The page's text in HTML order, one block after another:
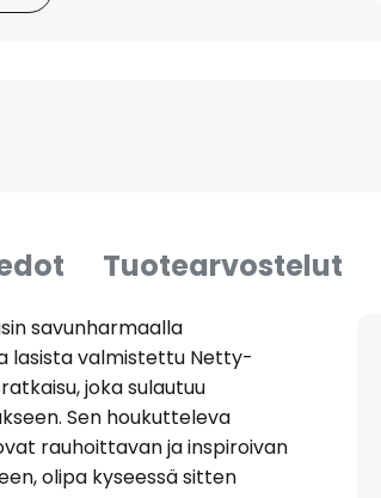
Tuotearvostelut
savunharmaalla
lasista valmistettu Netty-
joka sulautuu
Sen houkutteleva
rauhoittavan ja inspiroivan
olipa kyseessä sitten